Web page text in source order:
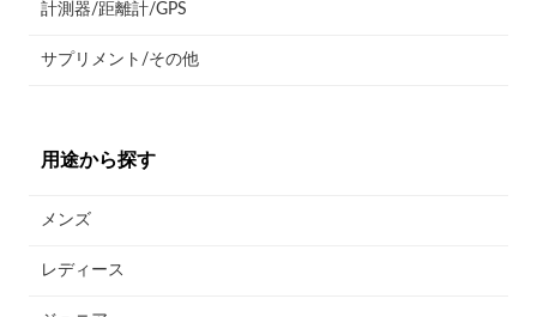
計測器/距離計/GPS
サプリメント/その他
用途から探す
メンズ
レディース